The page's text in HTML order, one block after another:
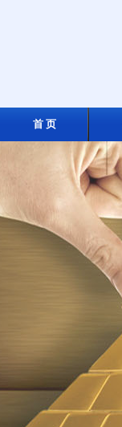
首 页